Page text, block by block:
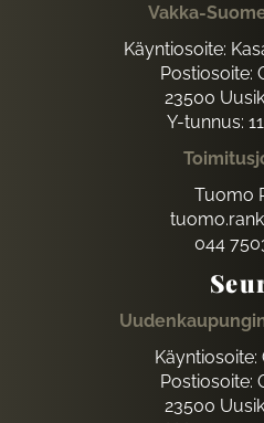
Vakka-
Käyntiosoite:
Postiosoite:
23500
Y-tunnus:
Tuomo
044
Käyntiosoite:
Postiosoite:
23500